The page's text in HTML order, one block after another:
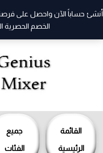
القائمة
الرئيسية
جميع
الفئات
أنشئ حساباً الآن واحصل على
الخصم الحصرية
تخطي